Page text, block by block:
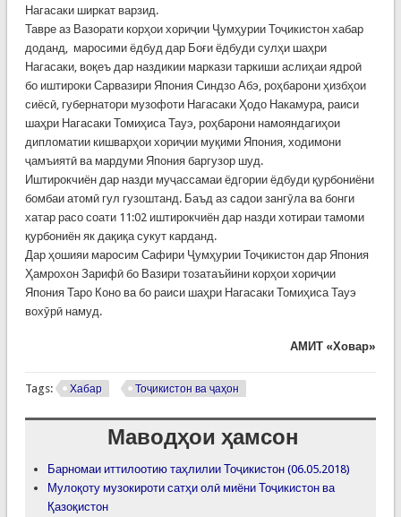
Нагасаки ширкат варзид.
Тавре аз Вазорати корҳои хориҷии Ҷумҳурии Тоҷикистон хабар
доданд, маросими ёдбуд дар Боғи ёдбуди сулҳи шаҳри
Нагасаки, воқеъ дар наздикии маркази таркиши аслиҳаи ядроӣ
бо иштироки Сарвазири Япония Синдзо Абэ, роҳбарони ҳизбҳои
сиёсӣ, губернатори музофоти Нагасаки Ҳодо Накамура, раиси
шаҳри Нагасаки Томиҳиса Тауэ, роҳбарони намояндагиҳои
дипломатии кишварҳои хориҷии муқими Япония, ходимони
ҷамъиятӣ ва мардуми Япония баргузор шуд.
Иштирокчиён дар назди муҷассамаи ёдгории ёдбуди қурбониёни
бомбаи атомӣ гул гузоштанд. Баъд аз садои зангӯла ва бонги
хатар расо соати 11:02 иштирокчиён дар назди хотираи тамоми
қурбониён як дақиқа сукут карданд.
Дар ҳошияи маросим Сафири Ҷумҳурии Тоҷикистон дар Япония
Ҳамрохон Зарифӣ бо Вазири тозатаъйини корҳои хориҷии
Япония Таро Коно ва бо раиси шаҳри Нагасаки Томиҳиса Тауэ
вохӯрӣ намуд.
АМИТ «Ховар»
Tags: Хабар Тоҷикистон ва ҷаҳон
Маводҳои ҳамсон
Барномаи иттилоотию таҳлилии Тоҷикистон (06.05.2018)
Мулоқоту музокироти сатҳи олӣ миёни Тоҷикистон ва
Қазоқистон